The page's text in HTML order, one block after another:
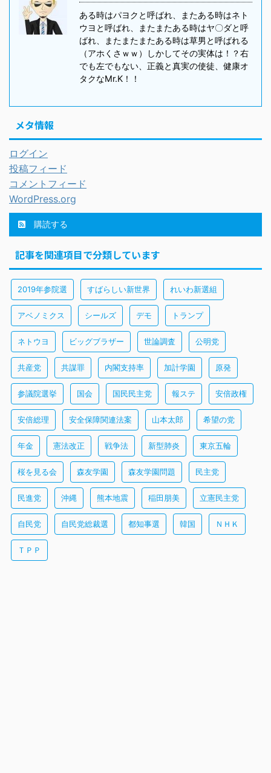
ある時はパヨクと呼ばれ、またある時はネト
ウヨと呼ばれ、またまたある時はヤ〇ダと呼
ばれ、またまたまたある時は草男と呼ばれる
（アホくさｗｗ）しかしてその実体は！？右
でも左でもない、正義と真実の使徒、健康オ
タクなMr.K！！
メタ情報
ログイン
投稿フィード
コメントフィード
WordPress.org
購読する
記事を関連項目で分類しています
2019年参院選 すばらしい新世界 れいわ新選組
アベノミクス シールズ デモ トランプ
ネトウヨ ビッグブラザー 世論調査 公明党
共産党 共謀罪 内閣支持率 加計学園 原発
参議院選挙 国会 国民民主党 報ステ 安倍政権
安倍総理 安全保障関連法案 山本太郎 希望の党
年金 憲法改正 戦争法 新型肺炎 東京五輪
桜を見る会 森友学園 森友学園問題 民主党
民進党 沖縄 熊本地震 稲田朋美 立憲民主党
自民党 自民党総裁選 都知事選 韓国 ＮＨＫ
ＴＰＰ